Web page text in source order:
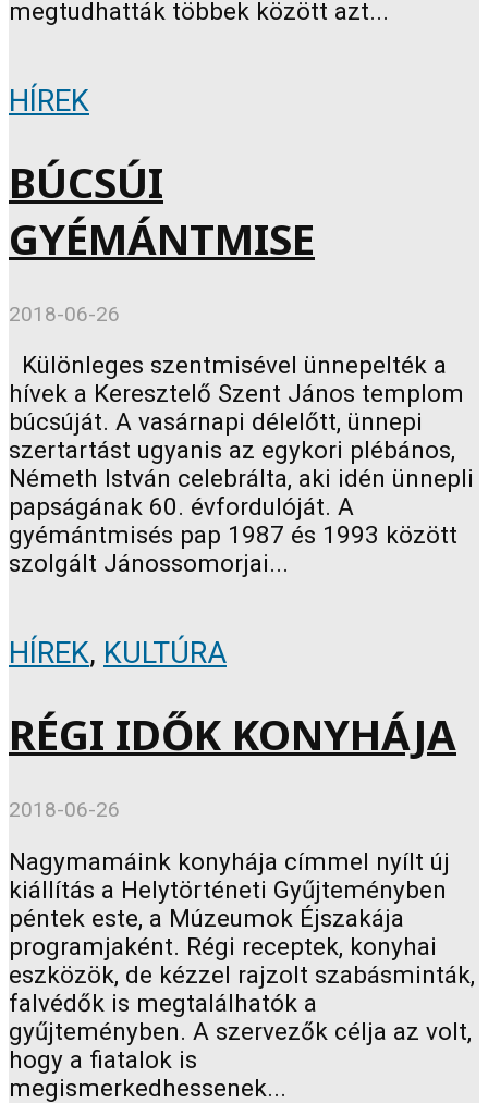
megtudhatták többek között azt...
HÍREK
BÚCSÚI
GYÉMÁNTMISE
2018-06-26
Különleges szentmisével ünnepelték a
hívek a Keresztelő Szent János templom
búcsúját. A vasárnapi délelőtt, ünnepi
szertartást ugyanis az egykori plébános,
Németh István celebrálta, aki idén ünnepli
papságának 60. évfordulóját. A
gyémántmisés pap 1987 és 1993 között
szolgált Jánossomorjai...
HÍREK, KULTÚRA
RÉGI IDŐK KONYHÁJA
2018-06-26
Nagymamáink konyhája címmel nyílt új
kiállítás a Helytörténeti Gyűjteményben
péntek este, a Múzeumok Éjszakája
programjaként. Régi receptek, konyhai
eszközök, de kézzel rajzolt szabásminták,
falvédők is megtalálhatók a
gyűjteményben. A szervezők célja az volt,
hogy a fiatalok is
megismerkedhessenek...